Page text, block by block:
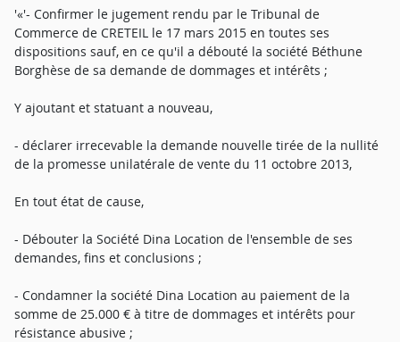
'«'- Confirmer le jugement rendu par le Tribunal de
Commerce de CRETEIL le 17 mars 2015 en toutes ses
dispositions sauf, en ce qu'il a débouté la société Béthune
Borghèse de sa demande de dommages et intérêts ;
Y ajoutant et statuant a nouveau,
- déclarer irrecevable la demande nouvelle tirée de la nullité
de la promesse unilatérale de vente du 11 octobre 2013,
En tout état de cause,
- Débouter la Société Dina Location de l'ensemble de ses
demandes, fins et conclusions ;
- Condamner la société Dina Location au paiement de la
somme de 25.000 € à titre de dommages et intérêts pour
résistance abusive ;